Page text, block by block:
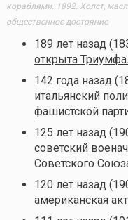
кораблями. 1892. Холст,
общественное достояние
189 лет назад
открыта
142 года назад
итальянский
фашистской
125 лет назад
советский
Советского
120 лет назад
американская